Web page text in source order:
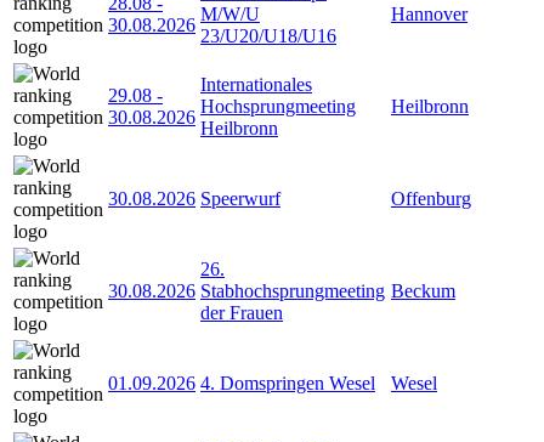
30.08.2026
M/W/U
23/U20/U18/U16
Hannover
29.08 -
30.08.2026
Internationales
Hochsprungmeeting
Heilbronn
Heilbronn
30.08.2026 Speerwurf Offenburg
30.08.2026
26.
Stabhochsprungmeeting
der Frauen
Beckum
01.09.2026 4. Domspringen Wesel Wesel